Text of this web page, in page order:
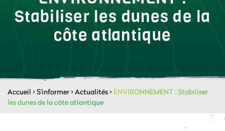
Stabiliser les dunes de la
côte atlantique
Accueil >S'informer>Actualités> ENVIRONNEMENT : Stabiliser
les dunes de la côte atlantique